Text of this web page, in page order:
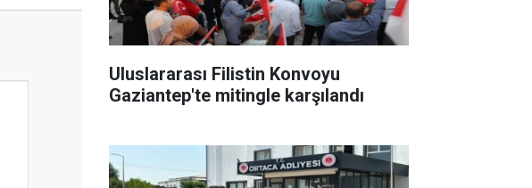
Uluslararası Filistin Konvoyu
Gaziantep'te mitingle karşılandı